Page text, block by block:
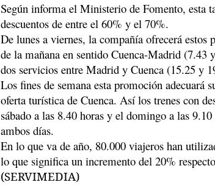
Según informa el Ministerio de Fomento, esta
descuentos de entre el 60% y el 70%.
De lunes a viernes, la compañía ofrecerá estos
de la mañana en sentido Cuenca-Madrid
dos servicios entre Madrid y Cuenca (15.25 y
Los fines de semana esta promoción adecuará
oferta turística de Cuenca. Así los trenes con
sábado a las 8.40 horas y el domingo a las
ambos días.
En lo que va de año, 80.000 viajeros han
lo que significa un incremento del 20%
(SERVIMEDIA)